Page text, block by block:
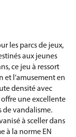
les parcs de jeux,
aux jeunes
ce jeu à ressort
l’amusement en
densité avec
une excellente
de vandalisme.
à sceller dans
à la norme EN